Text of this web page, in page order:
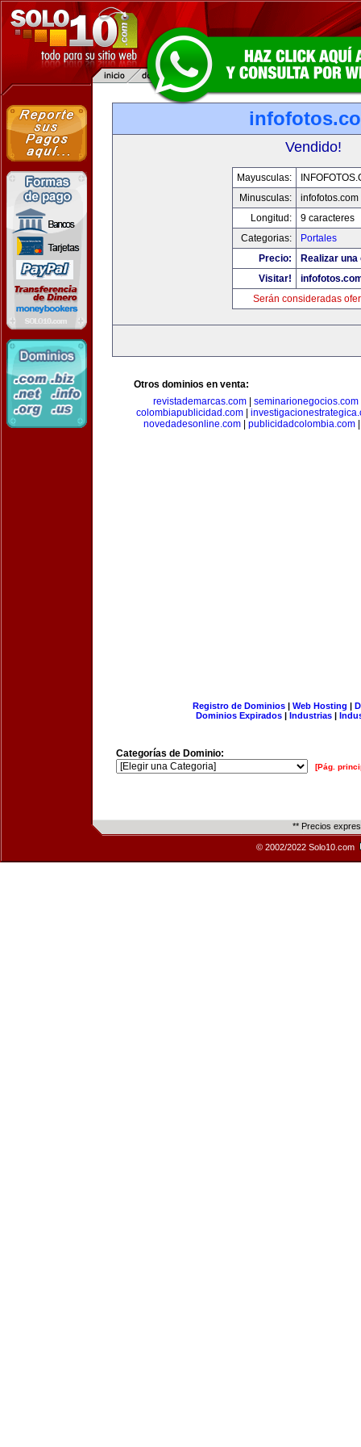
Vendido!
Mayusculas:
Minusculas:
infofotos.com
Longitud:
9 caracteres
Categorias:
Portales
Precio:
Realizar
Visitar!
Serán consideradas
Otros dominios en venta:
revistademarcas.com
seminarionegocios.com
colombiapublicidad.com
novedadesonline.com
publicidadcolombia.com
Registro de Dominios| Web Hosting |
Dominios Expirados | Industrias |
Categorías de Dominio:
[Pág.
** Precios
© 2002/2022 Solo10.com